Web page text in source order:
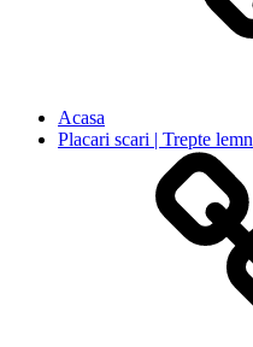
Acasa
Placari scari | Trepte lemn